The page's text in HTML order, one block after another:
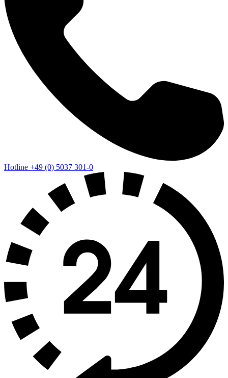
Hotline +49 (0) 5037 301-0